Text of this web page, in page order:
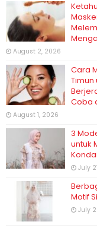
August 2, 2026
Cara
Timun
Coba
August 1, 2026
3
untuk
July
Motif
July